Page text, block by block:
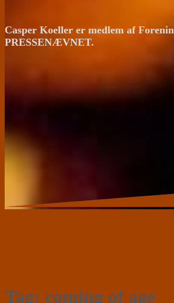
Casper Koeller er medlem af
PRESSENÆVNET.
Tag: coming of age